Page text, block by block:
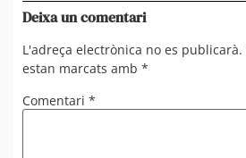
Deixa un comentari
L'adreça electrònica no es publicarà.
estan marcats amb *
Comentari *